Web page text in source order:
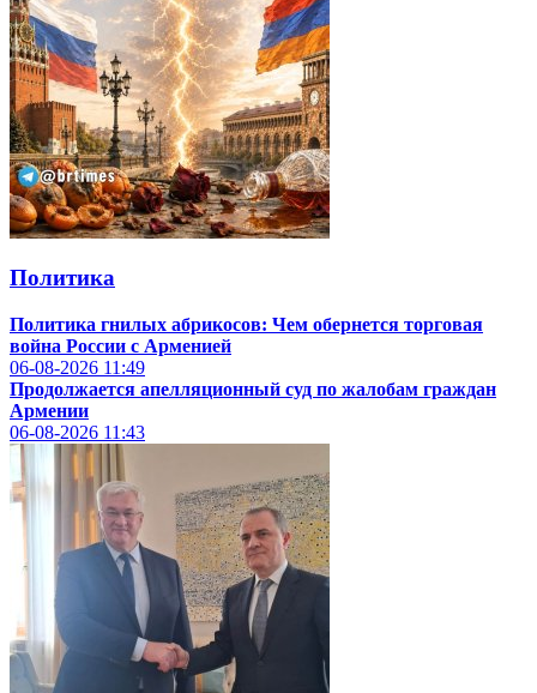
Политика
Политика гнилых абрикосов: Чем обернется торговая
война России с Арменией
06-08-2026 11:49
Продолжается апелляционный суд по жалобам граждан
Армении
06-08-2026 11:43